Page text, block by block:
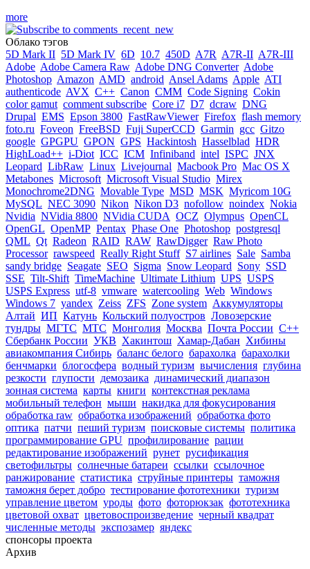
more
Облако тэгов
5D Mark II 5D Mark IV 6D 10.7 450D A7R A7R-II A7R-III
Adobe Adobe Camera Raw Adobe DNG Converter Adobe
Photoshop Amazon AMD android Ansel Adams Apple ATI
authenticode AVX C++ Canon CMM Code Signing Cokin
color gamut comment subscribe Core i7 D7 dcraw DNG
Drupal EMS Epson 3800 FastRawViewer Firefox flash memory
foto.ru Foveon FreeBSD Fuji SuperCCD Garmin gcc Gitzo
google GPGPU GPON GPS Hackintosh Hasselblad HDR
HighLoad++ i-Diot ICC ICM Infiniband intel ISPC JNX
Leopard LibRaw Linux Livejournal Macbook Pro Mac OS X
Metabones Microsoft Microsoft Visual Studio Mirex
Monochrome2DNG Movable Type MSD MSK Myricom 10G
MySQL NEC 3090 Nikon Nikon D3 nofollow noindex Nokia
Nvidia NVidia 8800 NVidia CUDA OCZ Olympus OpenCL
OpenGL OpenMP Pentax Phase One Photoshop postgresql
QML Qt Radeon RAID RAW RawDigger Raw Photo
Processor rawspeed Really Right Stuff S7 airlines Sale Samba
sandy bridge Seagate SEO Sigma Snow Leopard Sony SSD
SSE Tilt-Shift TimeMachine Ultimate Lithium UPS USPS
USPS Express utf-8 vmware watercooling Web Windows
Windows 7 yandex Zeiss ZFS Zone system Аккумуляторы
Алтай ИП Катунь Кольский полуостров Ловозерские
тундры МГТС МТС Монголия Москва Почта России С++
Сбербанк России УКВ Хакинтош Хамар-Дабан Хибины
авиакомпания Сибирь баланс белого барахолка барахолки
бенчмарки блогосфера водный туризм вычисления глубина
резкости глупости демозаика динамический диапазон
зонная система карты книги контекстная реклама
мобильный телефон мыши накидка для фокусирования
обработка raw обработка изображений обработка фото
оптика патчи пеший туризм поисковые системы политика
программирование GPU профилирование рации
редактирование изображений рунет русификация
светофильтры солнечные батареи ссылки ссылочное
ранжирование статистика струйные принтеры таможня
таможня берет добро тестирование фототехники туризм
управление цветом уроды фото фоторюкзак фототехника
цветовой охват цветовоспроизведение черный квадрат
численные методы экспозамер яндекс
спонсоры проекта
Архив